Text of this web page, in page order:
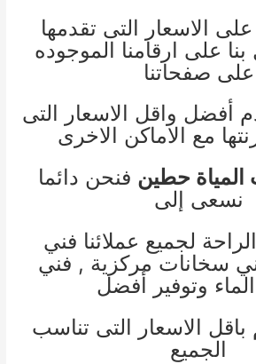
الاسعار التى تقدمها
على ارقامنا الموجوده
على صفحاتنا
أفضل واقل الاسعار التى
مع الاماكن الاخرى
حطين فنحن دائما
نسعى إلى
لجميع عملائنا فني
سخانات مركز ية , فني
وتوفير أفضل
الاسعار التى تناسب
الجميع